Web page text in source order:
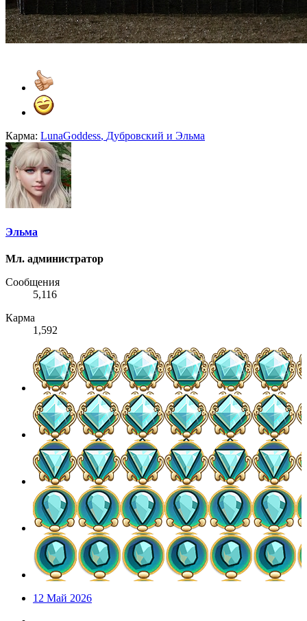
Карма: LunaGoddess, Дубровский и Эльма
Эльма
Мл. администратор
Сообщения
5,116
Карма
1,592
12 Май 2026